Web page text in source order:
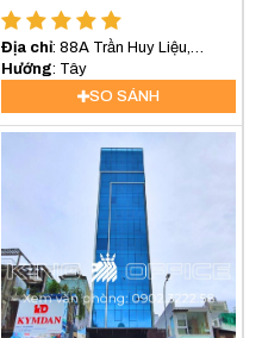
Địa chỉ: 88A Trần Huy Liệu,
Phường 15, Phú Nhuận
Hướng : Tây
SO SÁNH